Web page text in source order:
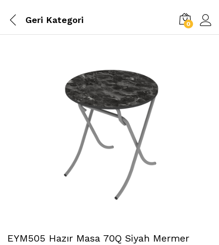
Geri Kategori 0
EYM505 Hazır Masa 70Q Siyah Mermer